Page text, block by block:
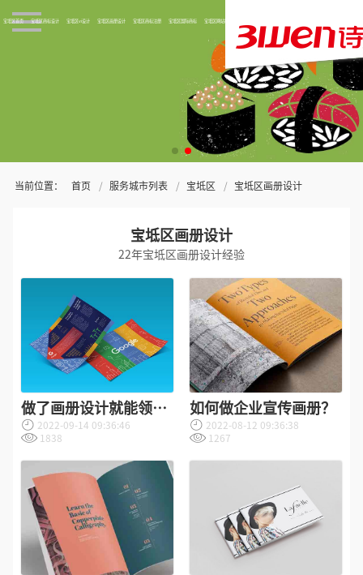
宝坻区首页 宝坻区商标设计 宝坻区vi设计 宝坻区画册设计 宝坻区商标注册 宝坻区国际商标 宝坻区网站制作
当前位置： 首页 服务城市列表 宝坻区 宝坻区画册设计
宝坻区画册设计
22年宝坻区画册设计经验
做了画册设计就能领跑
市场2022-09-14 09:36:46
1838
如何做企业宣传画册？
2022-08-12 09:36:38
1267